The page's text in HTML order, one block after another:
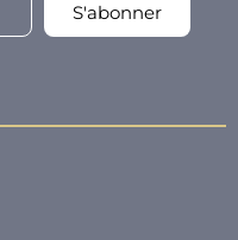
S'abonner